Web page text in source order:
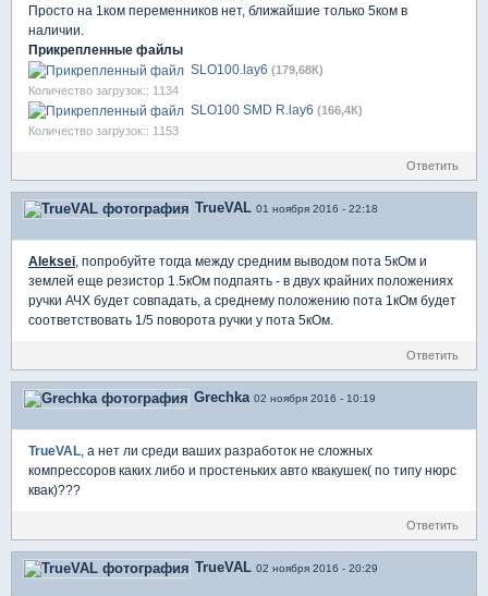
Просто на 1ком переменников нет, ближайшие только 5ком в
наличии.
Прикрепленные файлы
SLO100.lay6 (179,68К)
Количество загрузок:: 1134
SLO100 SMD R.lay6 (166,4К)
Количество загрузок:: 1153
Ответить
TrueVAL 01 ноября 2016 - 22:18
Aleksei , попробуйте тогда между средним выводом пота 5кОм и
землей еще резистор 1.5кОм подпаять - в двух крайних положениях
ручки АЧХ будет совпадать, а среднему положению пота 1кОм будет
соответствовать 1/5 поворота ручки у пота 5кОм.
Ответить
Grechka 02 ноября 2016 - 10:19
TrueVAL , а нет ли среди ваших разработок не сложных
компрессоров каких либо и простеньких авто квакушек( по типу нюрс
квак)???
Ответить
TrueVAL 02 ноября 2016 - 20:29